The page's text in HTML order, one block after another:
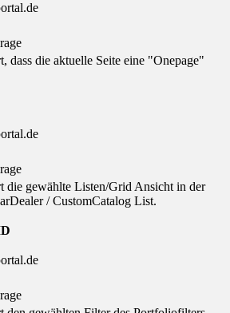
dass die aktuelle Seite eine "Onepage"
die gewählte Listen/Grid Ansicht in der
/ CustomCatalog List.